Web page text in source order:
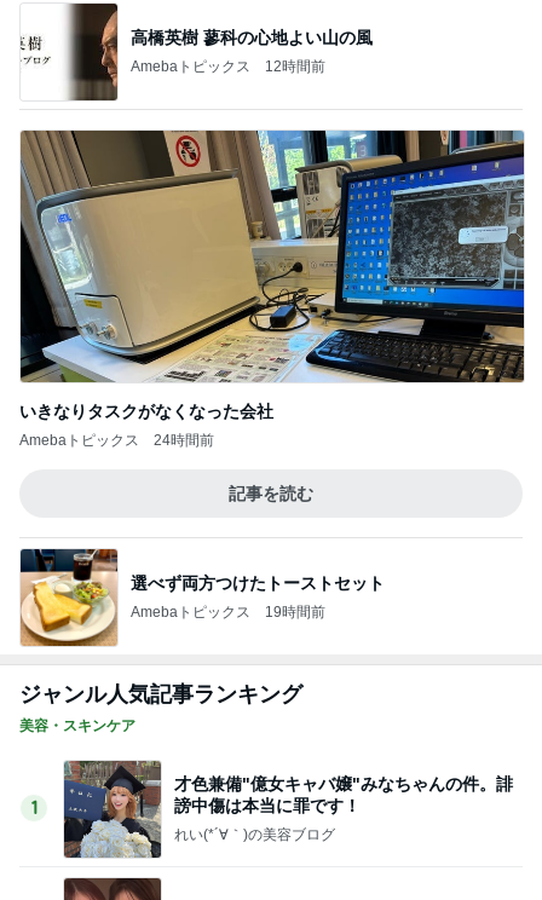
高橋英樹 蓼科の心地よい山の風
Amebaトピックス 12時間前
いきなりタスクがなくなった会社
Amebaトピックス 24時間前
記事を読む
選べず両方つけたトーストセット
Amebaトピックス 19時間前
ジャンル人気記事ランキング
美容・スキンケア
1
才色兼備"億女キャバ嬢"みなちゃんの件。誹
謗中傷は本当に罪です！
れい(*´∀｀)の美容ブログ